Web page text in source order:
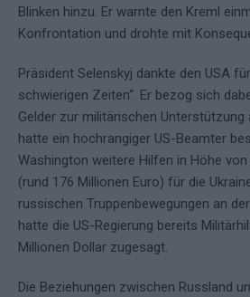
Blinken hinzu. Er warnte den Kreml
Konfrontation und drohte mit
Präsident Selenskyj dankte den USA
schwierigen Zeiten“. Er bezog sich
Gelder zur militärischen
hatte ein hochrangiger US-Beamter
Washington weitere Hilfen in Höhe
(rund 176 Millionen Euro) für die
russischen Truppenbewegungen an
hatte die US-Regierung bereits
Millionen Dollar zugesagt.
Die Beziehungen zwischen Russland